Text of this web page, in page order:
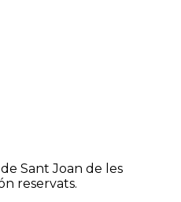
Sant Joan de les
reservats.